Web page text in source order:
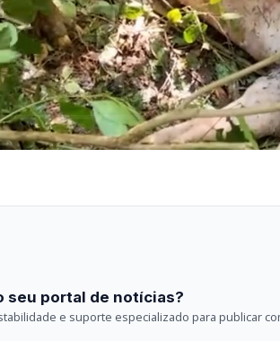
e suporte especializado para publicar com